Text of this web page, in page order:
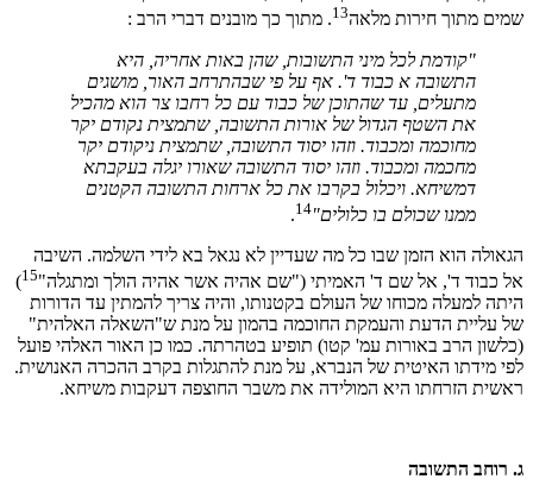
שמים מתוך חירות מלאה13. מתוך כך מובנים דברי הרב :
"קודמת לכל מיני התשובות, שהן באות אחריה, היא
התשובה א כבוד ד'. אף על פי שבהתרחב האור, מושגים
מתעלים, עד שהתוכן של כבוד עם כל רחבו צר הוא מהכיל
את השטף הגדול של אורות התשובה, שתמצית נקודם יקר
מחוכמה ומכבוד. וזהו יסוד התשובה, שתמצית ניקודם יקר
מחכמה ומכבוד. וזהו יסוד התשובה שאורו יגלה בעקבתא
דמשיחא. ויכלול בקרבו את כל ארחות התשובה הקטנים
ממנו שכולם בו כלולים"14
.
הגאולה הוא הזמן שבו כל מה שעדיין לא נגאל בא לידי השלמה. השיבה
אל כבוד ד', אל שם ד' האמיתי ("שם אהיה אשר אהיה הולך ומתגלה"15
)
היתה למעלה מכוחו של העולם בקטנותו, והיה צריך להמתין עד הדורות
של עליית הדעת והעמקת החוכמה בהמון על מנת ש"השאלה האלהית"
(כלשון הרב באורות עמ' קטו) תופיע בטהרתה. כמו כן האור האלהי פועל
לפי מידתו האיטית של הנברא, על מנת להתגלות בקרב ההכרה האנושית.
ראשית הזרחתו היא המולידה את משבר החוצפה דעקבות משיחא.
ג. רוחב התשובה